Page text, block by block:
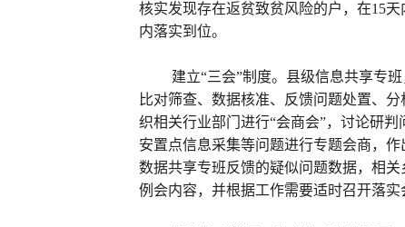
核实发现存在返贫致贫风险的户，在15
内落实到位。
建立“三会”制度。县级信息共享专
比对筛查、数据核准、反馈问题处置、
织相关行业部门进行“会商会”，讨论研
安置点信息采集等问题进行专题会商，
数据共享专班反馈的疑似问题数据，相
例会内容，并根据工作需要适时召开落实